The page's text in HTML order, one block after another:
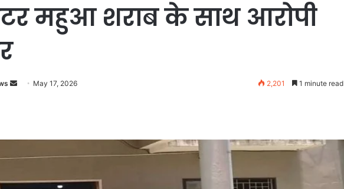
महुआ शराब के साथ आरोपी
Send May 17, 2026 2,201 1 minute read